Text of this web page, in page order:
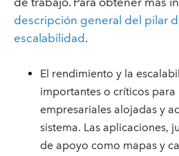
descripción general del pilar
escalabilidad.
El rendimiento y la
importantes o críticos para
empresariales alojadas y
sistema. Las aplicaciones,
de apoyo como mapas y